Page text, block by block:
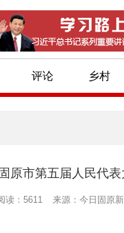
评论 乡村
固原市第五届人民代
读：5611 来源：今日固原